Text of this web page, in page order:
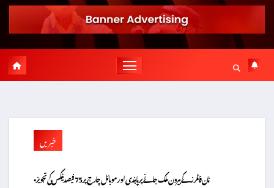
خبریں
▪️نان فائلرز کے بیرون ملک جانے پر پابندی اور موبائل چارج پر 75 فیصد ٹیکس کی تجویز